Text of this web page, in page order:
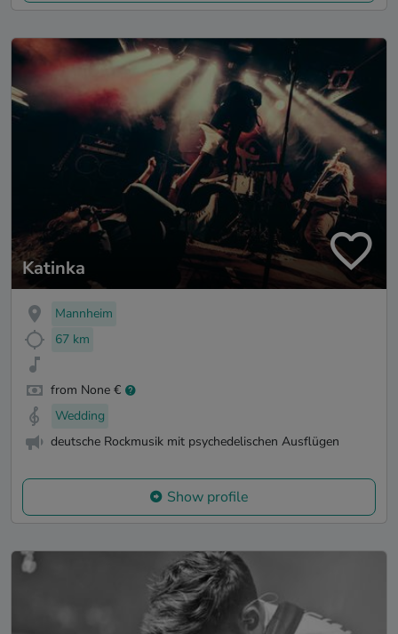
Katinka
Mannheim
67 km
from None €
Wedding
deutsche Rockmusik mit psychedelischen Ausflügen
Show profile